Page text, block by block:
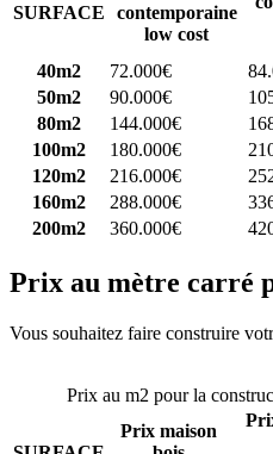
SURFACE
contemporaine
low cost
40m2
72.000€
50m2
90.000€
80m2
144.000€
100m2
180.000€
120m2
216.000€
160m2
288.000€
200m2
360.000€
Prix au mètre carré
Vous souhaitez faire construire
Prix au m2 pour la
Prix maison